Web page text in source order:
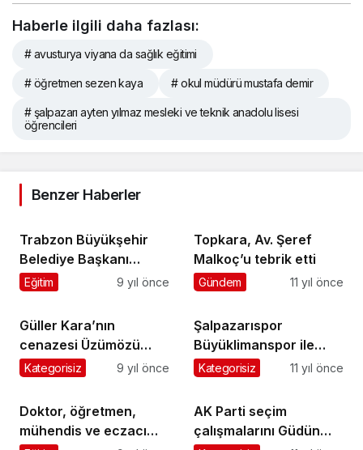
Haberle ilgili daha fazlası:
# avusturya viyana da sağlık eğitimi
# öğretmen sezen kaya # okul müdürü mustafa demir
# şalpazarı ayten yılmaz mesleki ve teknik anadolu lisesi
öğrencileri
Benzer Haberler
Trabzon Büyükşehir
Belediye Başkanı
Şalpazarı’ndaydı
Eğitim 9 yıl önce
Topkara, Av. Şeref
Malkoç’u tebrik etti
Gündem 11 yıl önce
Güller Kara’nın
cenazesi Üzümözü
Mahallesi’nde toprağa
Kategorisiz 9 yıl önce
Şalpazarıspor
Büyüklimanspor ile
berabere kaldı
Kategorisiz 11 yıl önce
Doktor, öğretmen,
mühendis ve eczacı
AK Parti seçim
çalışmalarını Güdün